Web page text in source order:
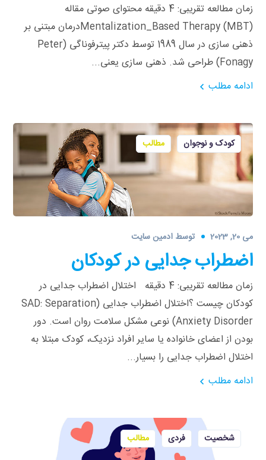
زمان مطالعه تقریبی: 4 دقیقه محتوای صوتی مقاله
Mentalization_Based Therapy (MBT)درمان مبتنی بر
ذهنی سازی در سال 1989 توسط دکتر پیترفوناگی (Peter
Fonagy) طراحی شد. ذهنی سازی یعنی...
ادامه مطلب
کودک و نوجوان مطالب
می 20, 2023 توسطادمین سایت
اضطراب جدایی در کودکان
زمان مطالعه تقریبی: 4 دقیقه اختلال اضطراب جدایی در
کودکان چیست ؟اختلال اضطراب جدایی (SAD: Separation
Anxiety Disorder) نوعی مشکل سلامت روان است. دور
بودن از اعضای خانواده یا سایر افراد نزدیک، کودک مبتلا به
اختلال اضطراب جدایی را بسیار...
ادامه مطلب
شخصیت فردی مطالب